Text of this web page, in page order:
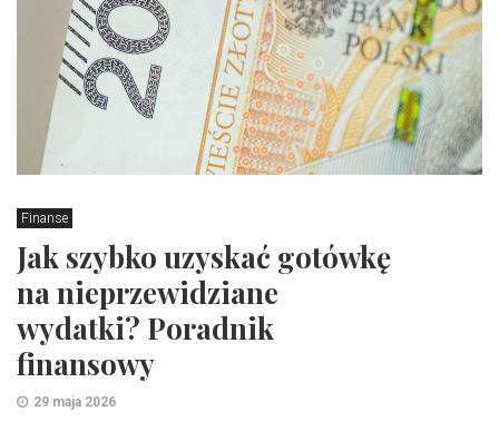
Finanse
Jak szybko uzyskać gotówkę
na nieprzewidziane
wydatki? Poradnik
finansowy
29 maja 2026